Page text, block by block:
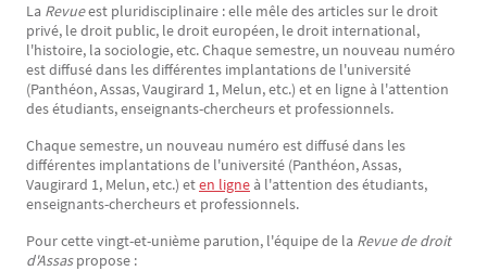
La Revueest pluridisciplinaire : elle mêle des articles sur le droit
privé, le droit public, le droit européen, le droit international,
l'histoire, la sociologie, etc. Chaque semestre, un nouveau numéro
est diffusé dans les différentes implantations de l'université
(Panthéon, Assas, Vaugirard 1, Melun, etc.) et en ligne à l'attention
des étudiants, enseignants-chercheurs et professionnels.
Chaque semestre, un nouveau numéro est diffusé dans les
différentes implantations de l'université (Panthéon, Assas,
Vaugirard 1, Melun, etc.) eten ligne à l'attention des étudiants,
enseignants-chercheurs et professionnels.
Pour cette vingt-et-unième parution, l'équipe de la Revue de droit
d'Assaspropose :